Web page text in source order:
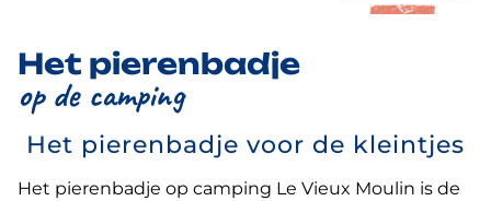
Het pierenbadje
op de camping
Het pierenbadje voor de kleintjes
Het pierenbadje op camping Le Vieux Moulin is de